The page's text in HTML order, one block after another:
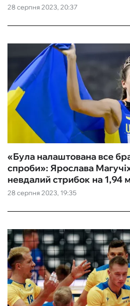
28 серпня 2023, 20:37
28 серпня 2023, 19:35
«Була налаштована все
спроби»: Ярослава
невдалий стрибок на 1,94